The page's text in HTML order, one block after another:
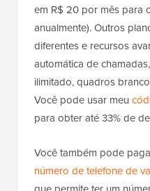
em R$ 20 por mês para
anualmente). Outros
diferentes e recursos
automática de
ilimitado, quadros
Você pode usar meu
para obter até 33% de
Você também pode
número de telefone de